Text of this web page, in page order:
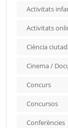
Activitats
Activitats
Ciència
Cinema /
Concurs
Concursos
Conferències